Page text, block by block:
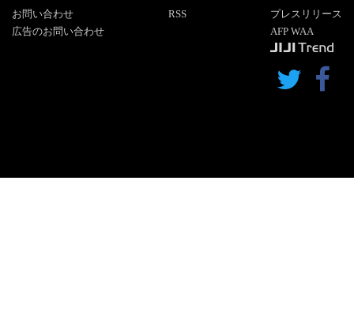
お問い合わせ
広告のお問い合わせ
RSS
プレスリリース
AFP WAA